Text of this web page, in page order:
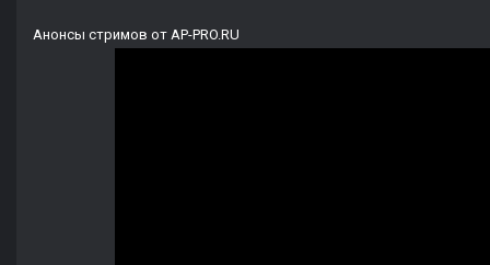
Анонсы стримов от AP-PRO.RU